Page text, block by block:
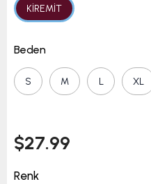
KİREMİT
Beden
S M L XL
$27.99
Renk